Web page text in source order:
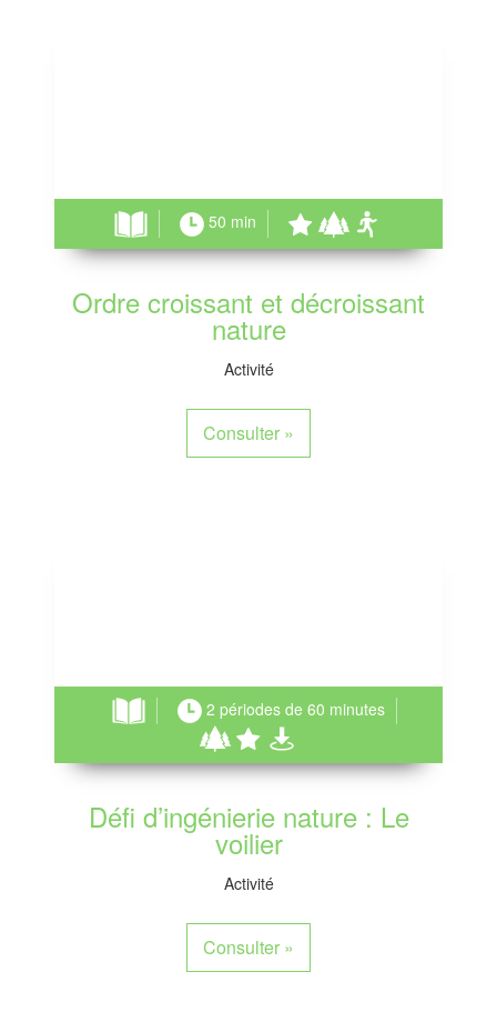
50 min
Ordre croissant et décroissant
nature
Activité
Consulter »
2 périodes de 60 minutes
Défi d’ingénierie nature : Le
voilier
Activité
Consulter »